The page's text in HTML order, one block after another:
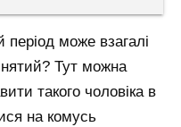
період може взагалі
Тут можна
такого чоловіка в
на комусь